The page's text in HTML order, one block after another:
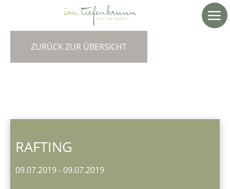
ZURÜCK ZUR ÜBERSICHT
RAFTING
09.07.2019- 09.07.2019